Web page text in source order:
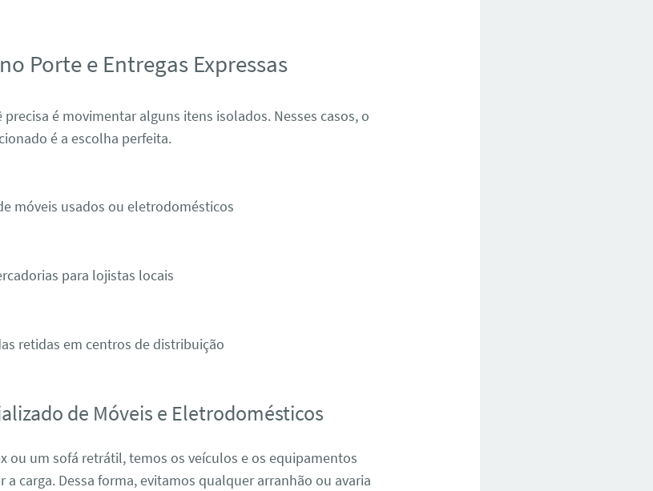
Porte e Entregas Expressas
precisa é movimentar alguns itens isolados. Nesses casos, o
é a escolha perfeita.
móveis usados ou eletrodomésticos
para lojistas locais
retidas em centros de distribuição
de Móveis e Eletrodomésticos
ou um sofá retrátil, temos os veículos e os equipamentos
a carga. Dessa forma, evitamos qualquer arranhão ou avaria